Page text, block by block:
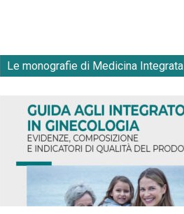
Le monografie di Medicina Integrata